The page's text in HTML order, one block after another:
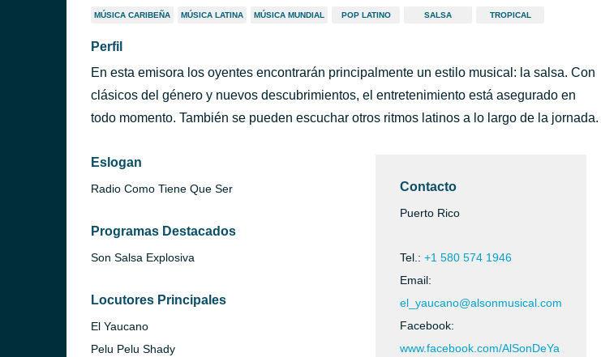
MÚSICA CARIBEÑA MÚSICA LATINA MÚSICA MUNDIAL POP LATINO SALSA TROPICAL
Perfil
En esta emisora los oyentes encontrarán principalmente un estilo musical: la salsa. Con
clásicos del género y nuevos descubrimientos, el entretenimiento está asegurado en
todo momento. También se pueden escuchar otros ritmos latinos a lo largo de la jornada.
Eslogan
Radio Como Tiene Que Ser
Programas Destacados
Son Salsa Explosiva
Locutores Principales
El Yaucano
Pelu Pelu Shady
Contacto
Puerto Rico
Tel.: +1 580 574 1946
Email:
el_yaucano@alsonmusical.com
Facebook:
www.facebook.com/AlSonDeYa